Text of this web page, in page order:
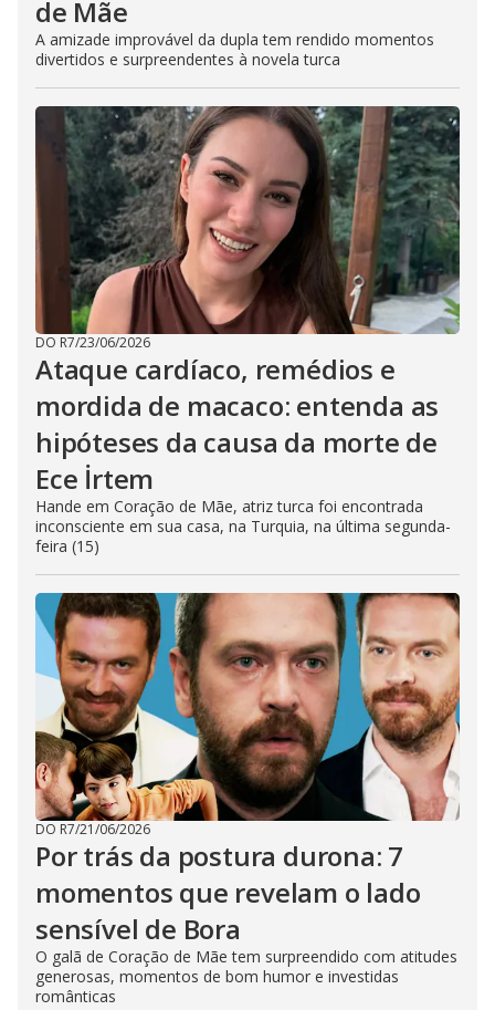
de Mãe
A amizade improvável da dupla tem rendido momentos
divertidos e surpreendentes à novela turca
DO R7/23/06/2026
Ataque cardíaco, remédios e
mordida de macaco: entenda as
hipóteses da causa da morte de
Ece İrtem
Hande em Coração de Mãe, atriz turca foi encontrada
inconsciente em sua casa, na Turquia, na última segunda-
feira (15)
DO R7/21/06/2026
Por trás da postura durona: 7
momentos que revelam o lado
sensível de Bora
O galã de Coração de Mãe tem surpreendido com atitudes
generosas, momentos de bom humor e investidas
românticas